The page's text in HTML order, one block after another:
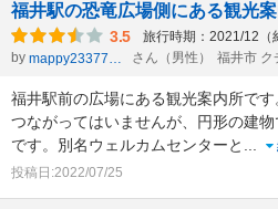
福井駅の恐竜広場側にある観光
3.5 旅行時期：2021/12（
by
mappy23377803 さん（男性） 福井市 ク
福井駅前の広場にある観光案内所で
つながってはいませんが、円形の建
です。別名ウェルカムセンターと
投稿日:2022/07/25